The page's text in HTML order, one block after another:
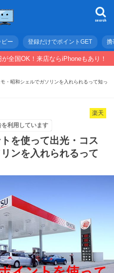
search
ピー 登録だけでポイントGET 携
全国OK！来店ならiPhoneもあり！
・昭和シェルでガソリンを入れられるって知っ
楽天
利用しています
を使って出光・コス
ンを入れられるって